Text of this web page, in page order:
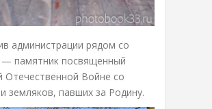
администрации рядом со
памятник посвященный
Отечественной Войне со
земляков, павших за Родину.